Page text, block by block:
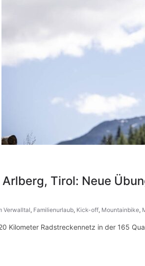
Arlberg, Tirol: Neue
Verwalltal, Familienurlaub, Kick-off, Mountainbike,
Kilometer Radstreckennetz in der 165